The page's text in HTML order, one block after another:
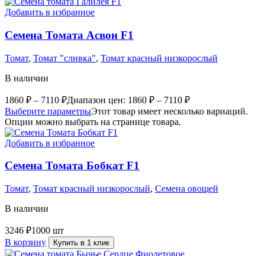
Добавить в избранное
Семена Томата Асвон F1
Томат, Томат "сливка", Томат красный низкорослый
В наличии
1860 ₽ – 7110 ₽Диапазон цен: 1860 ₽ – 7110 ₽
Выберите параметрыЭтот товар имеет несколько вариаций.
Опции можно выбрать на странице товара.
Добавить в избранное
Семена Томата Бобкат F1
Томат, Томат красный низкорослый, Семена овощей
В наличии
3246 ₽1000 шт
В корзину
Купить в 1 клик